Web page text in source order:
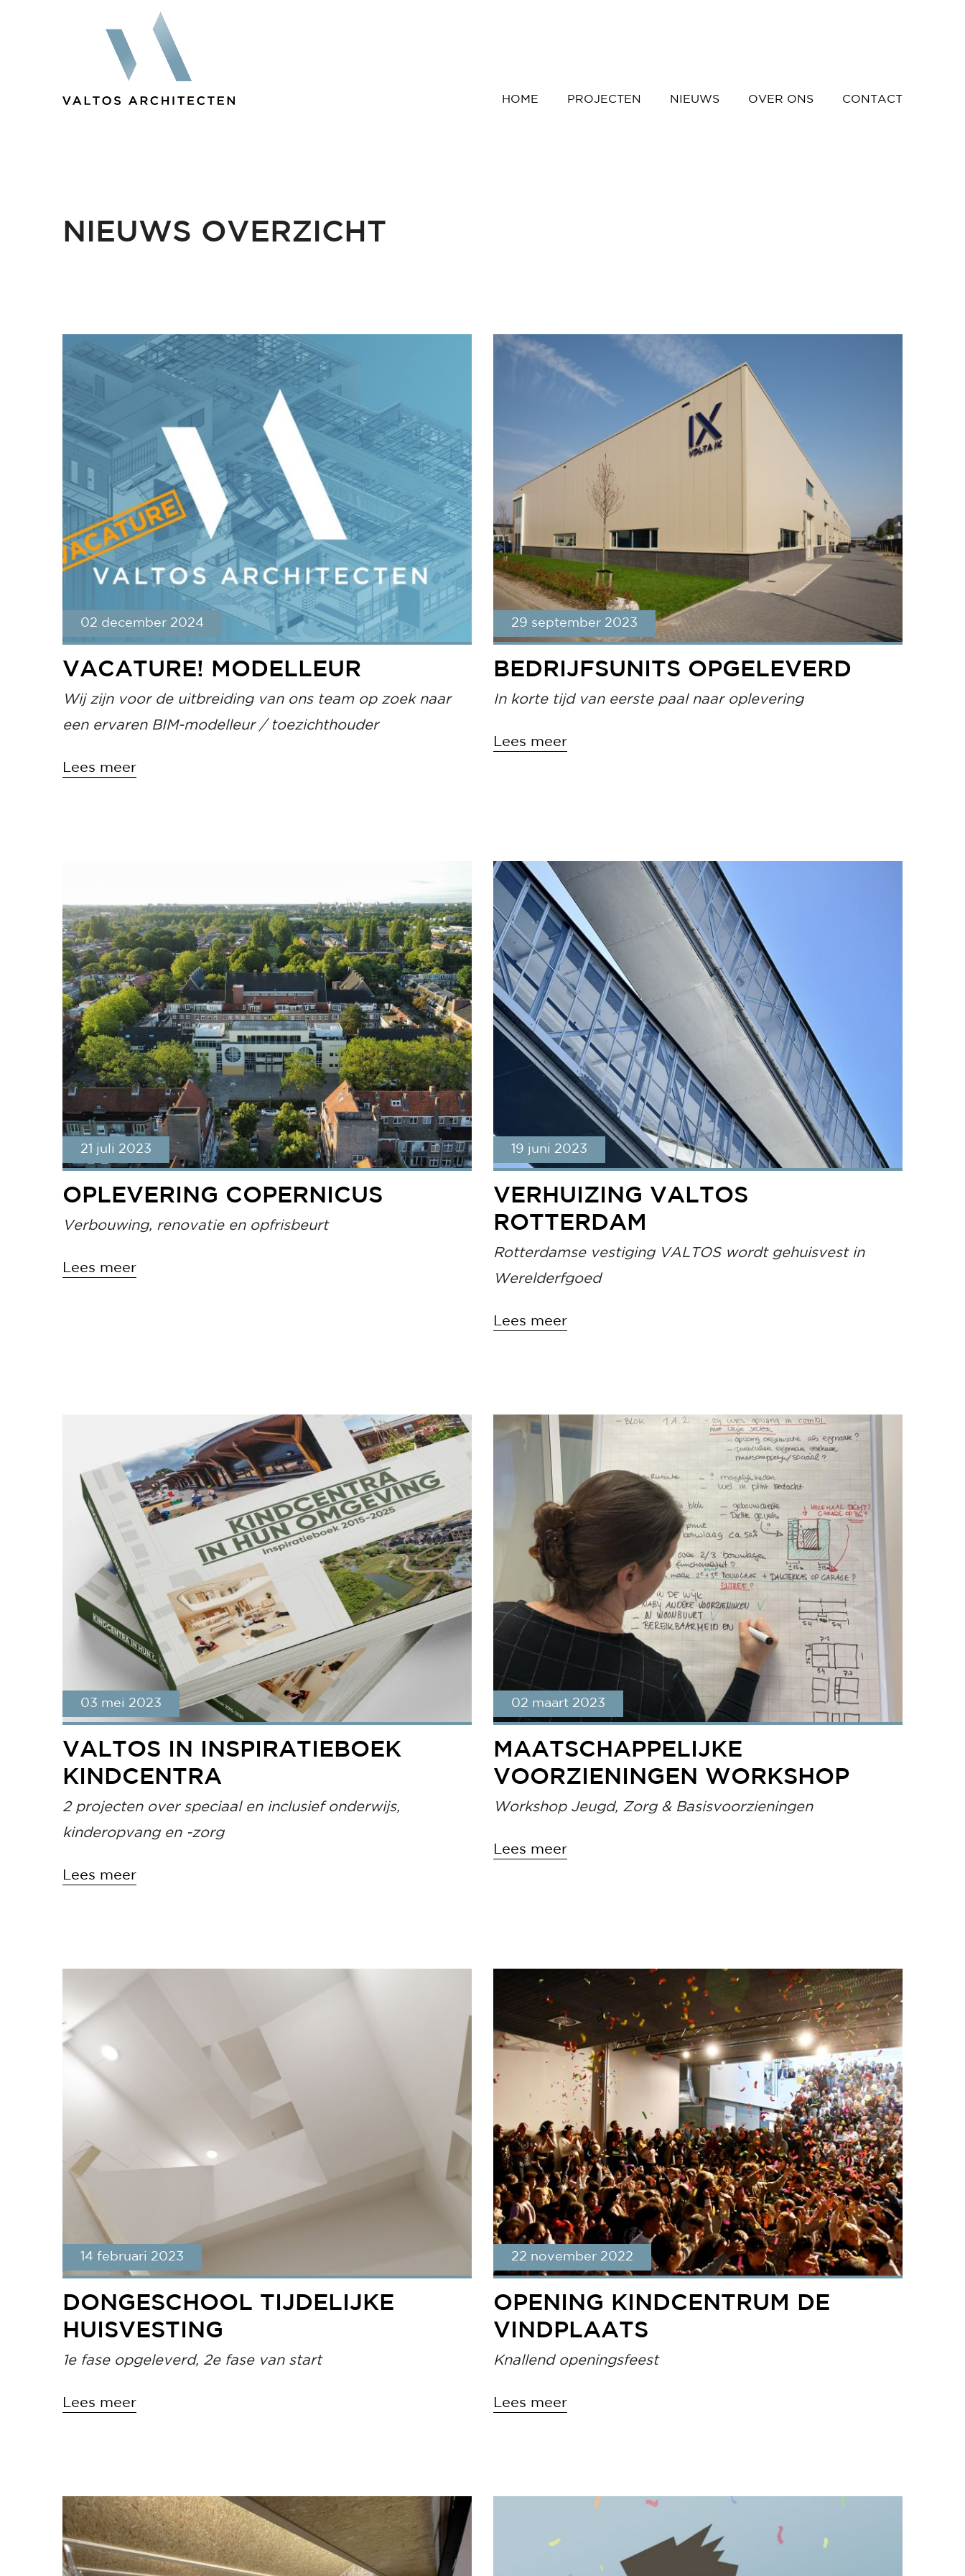
HOME PROJECTEN NIEUWS OVER ONS CONTACT
NIEUWS OVERZICHT
02 december 2024
VACATURE! MODELLEUR
Wij zijn voor de uitbreiding van ons team op zoek naar
een ervaren BIM-modelleur / toezichthouder
Lees meer
29 september 2023
BEDRIJFSUNITS OPGELEVERD
In korte tijd van eerste paal naar oplevering
Lees meer
21 juli 2023
OPLEVERING COPERNICUS
Verbouwing, renovatie en opfrisbeurt
Lees meer
19 juni 2023
VERHUIZING VALTOS
ROTTERDAM
Rotterdamse vestiging VALTOS wordt gehuisvest in
Werelderfgoed
Lees meer
03 mei 2023
VALTOS IN INSPIRATIEBOEK
KINDCENTRA
2 projecten over speciaal en inclusief onderwijs,
kinderopvang en -zorg
Lees meer
02 maart 2023
MAATSCHAPPELIJKE
VOORZIENINGEN WORKSHOP
Workshop Jeugd, Zorg & Basisvoorzieningen
Lees meer
14 februari 2023
DONGESCHOOL TIJDELIJKE
HUISVESTING
1e fase opgeleverd, 2e fase van start
Lees meer
22 november 2022
OPENING KINDCENTRUM DE
VINDPLAATS
Knallend openingsfeest
Lees meer